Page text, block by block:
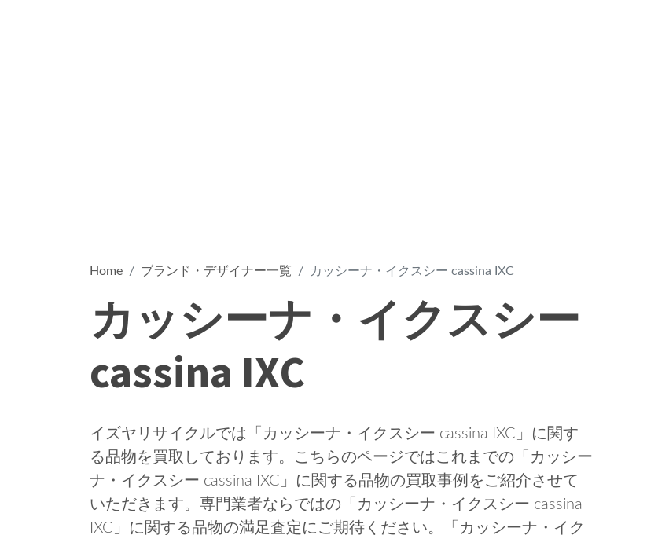
Home ブランド・デザイナー一覧 カッシーナ・イクスシー cassina IXC
カッシーナ・イクスシー
cassina IXC
イズヤリサイクルでは「カッシーナ・イクスシー cassina IXC」に関す
る品物を買取しております。こちらのページではこれまでの「カッシー
ナ・イクスシー cassina IXC」に関する品物の買取事例をご紹介させて
いただきます。専門業者ならではの「カッシーナ・イクスシー cassina
IXC」に関する品物の満足査定にご期待ください。「カッシーナ・イク